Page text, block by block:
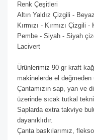
Renk Çeşitleri
Altın Yaldız Çizgili -
Kırmızı - Kırmızı
Pembe - Siyah - Siyah
Lacivert
Ürünlerimiz 90 gr kraft
makinelerde el değmeden
Çantamızın sap, yan ve
üzerinde sıcak tutkal
Saplarda extra takviye
dayanıklıdır.
Çanta baskılarımız,